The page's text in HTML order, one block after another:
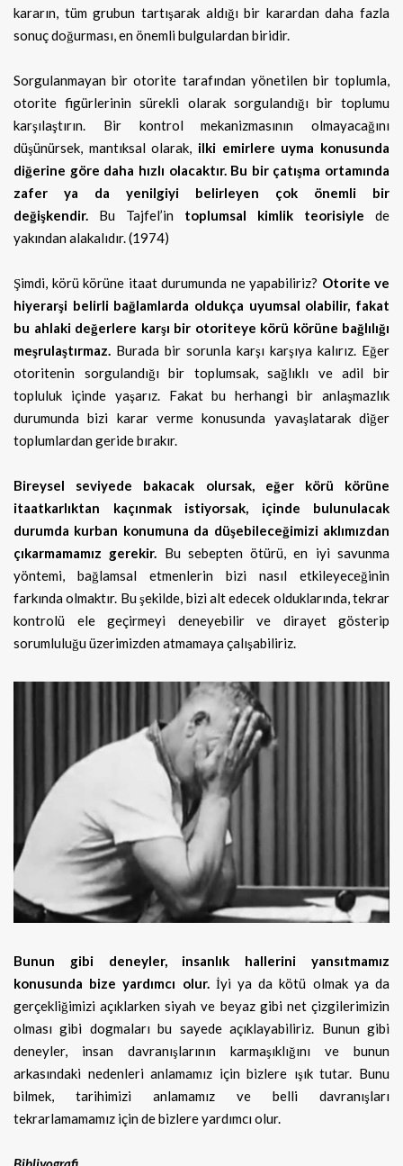
kararın, tüm grubun tartışarak aldığı bir karardan daha fazla
sonuç doğurması, en önemli bulgulardan biridir.
Sorgulanmayan bir otorite tarafından yönetilen bir toplumla,
otorite figürlerinin sürekli olarak sorgulandığı bir toplumu
karşılaştırın. Bir kontrol mekanizmasının olmayacağını
düşünürsek, mantıksal olarak, ilki emirlere uyma konusunda
diğerine göre daha hızlı olacaktır. Bu bir çatışma ortamında
zafer ya da yenilgiyi belirleyen çok önemli bir
değişkendir. Bu Tajfel’in toplumsal kimlik teorisiyle de
yakından alakalıdır. (1974)
Şimdi, körü körüne itaat durumunda ne yapabiliriz? Otorite ve
hiyerarşi belirli bağlamlarda oldukça uyumsal olabilir, fakat
bu ahlaki değerlere karşı bir otoriteye körü körüne bağlılığı
meşrulaştırmaz. Burada bir sorunla karşı karşıya kalırız. Eğer
otoritenin sorgulandığı bir toplumsak, sağlıklı ve adil bir
topluluk içinde yaşarız. Fakat bu herhangi bir anlaşmazlık
durumunda bizi karar verme konusunda yavaşlatarak diğer
toplumlardan geride bırakır.
Bireysel seviyede bakacak olursak, eğer körü körüne
itaatkarlıktan kaçınmak istiyorsak, içinde bulunulacak
durumda kurban konumuna da düşebileceğimizi aklımızdan
çıkarmamamız gerekir. Bu sebepten ötürü, en iyi savunma
yöntemi, bağlamsal etmenlerin bizi nasıl etkileyeceğinin
farkında olmaktır. Bu şekilde, bizi alt edecek olduklarında, tekrar
kontrolü ele geçirmeyi deneyebilir ve dirayet gösterip
sorumluluğu üzerimizden atmamaya çalışabiliriz.
Bunun gibi deneyler, insanlık hallerini yansıtmamız
konusunda bize yardımcı olur. İyi ya da kötü olmak ya da
gerçekliğimizi açıklarken siyah ve beyaz gibi net çizgilerimizin
olması gibi dogmaları bu sayede açıklayabiliriz. Bunun gibi
deneyler, insan davranışlarının karmaşıklığını ve bunun
arkasındaki nedenleri anlamamız için bizlere ışık tutar. Bunu
bilmek, tarihimizi anlamamız ve belli davranışları
tekrarlamamamız için de bizlere yardımcı olur.